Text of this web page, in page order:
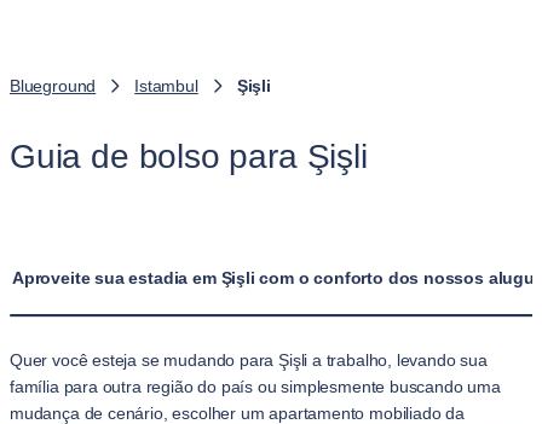
Blueground Istambul Şişli
Guia de bolso para Şişli
Aproveite sua estadia em Şişli com o conforto dos nossos
Quer você esteja se mudando para Şişli a trabalho, levando sua
família para outra região do país ou simplesmente buscando uma
mudança de cenário, escolher um apartamento mobiliado da